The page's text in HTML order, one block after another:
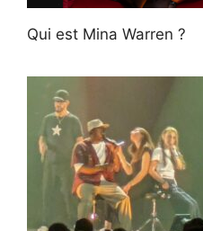
Qui est Mina Warren ?